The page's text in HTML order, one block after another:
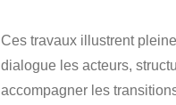
Ces travaux illustrent
dialogue les acteurs,
accompagner les